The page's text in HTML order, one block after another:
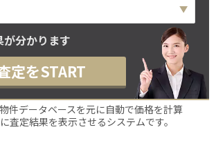
分かります
定をSTART
件データベースを元に自動で価格を計算
査定結果を表示させるシステムです。